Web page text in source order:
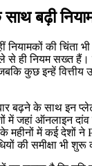
बढ़ी
नियामकों की चिंता
से ही नियम सख्त
कुछ इन्हें वित्तीय
बढ़ने के साथ इन
जहां ऑनलाइन दांव
महीनों में कई देशों
की समीक्षा भी शुरू